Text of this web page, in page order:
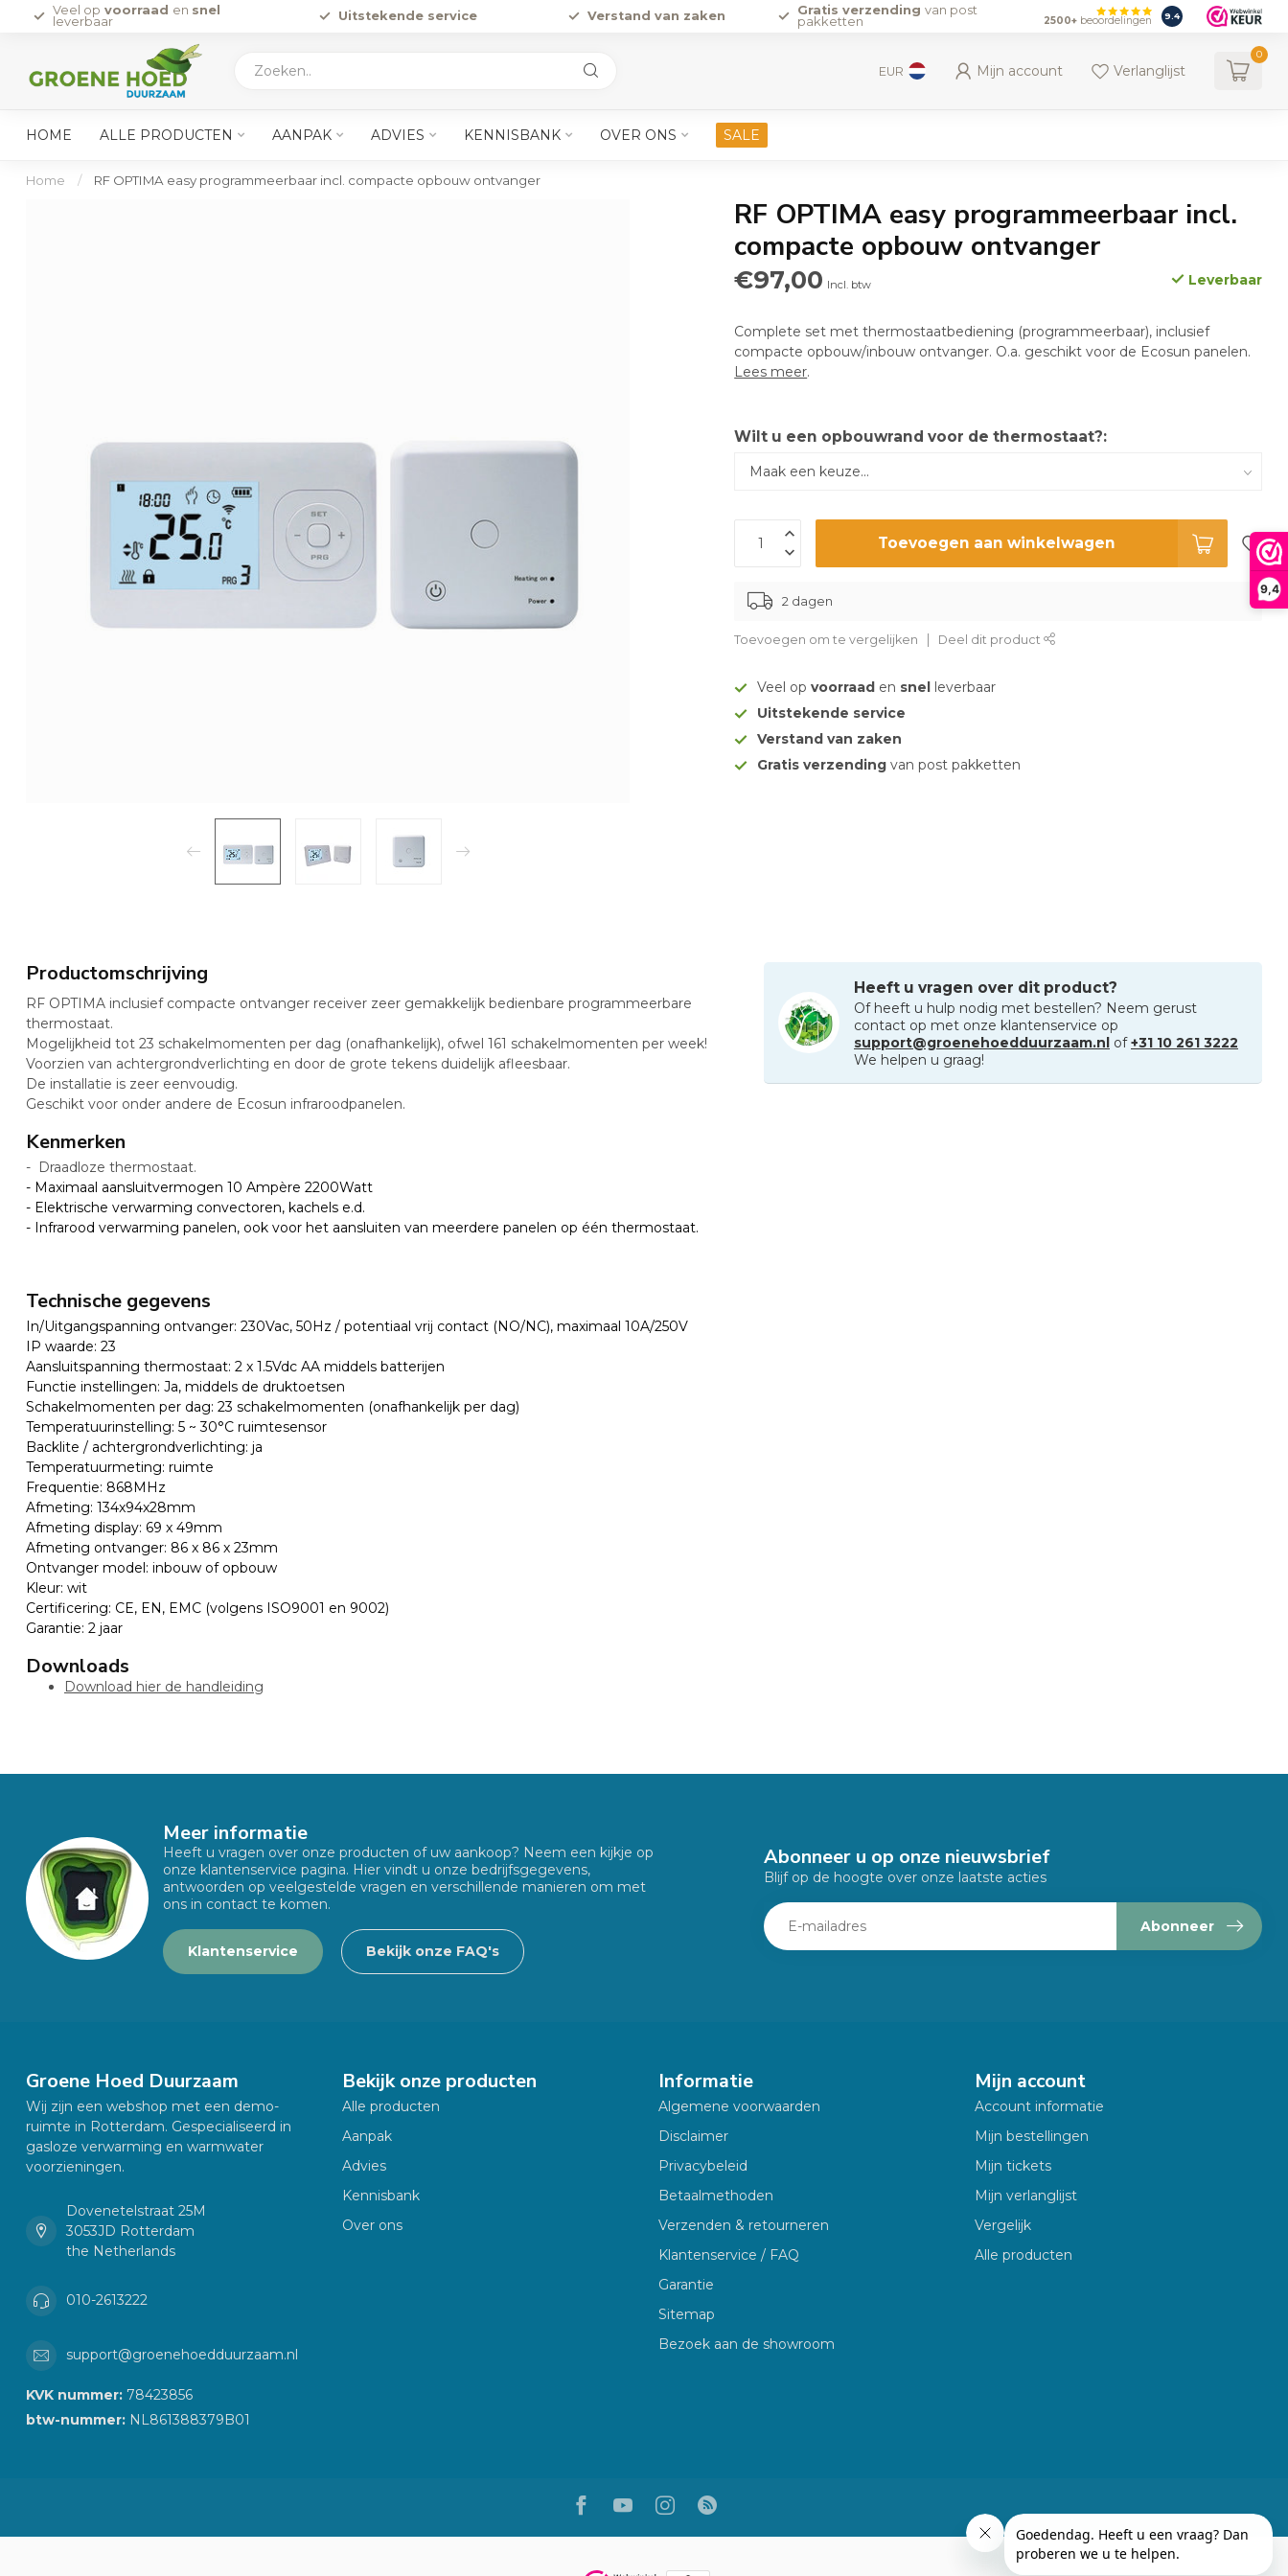
9,4
Veel op voorraad en snel
leverbaar
Uitstekende service Verstand van zaken Gratis verzending van post
pakketten
2500+ beoordelingen 9.4
EUR Mijn account Verlanglijst
0
HOME ALLE PRODUCTEN AANPAK ADVIES KENNISBANK OVER ONS SALE
Home / RF OPTIMA easy programmeerbaar incl. compacte opbouw ontvanger
RF OPTIMA easy programmeerbaar incl.
compacte opbouw ontvanger
€97,00 Incl. btw Leverbaar
Complete set met thermostaatbediening (programmeerbaar), inclusief
compacte opbouw/inbouw ontvanger. O.a. geschikt voor de Ecosun panelen.
Lees meer.
Wilt u een opbouwrand voor de thermostaat?:
Toevoegen aan winkelwagen
2 dagen
Toevoegen om te vergelijken Deel dit product
Veel op voorraad en snel leverbaar
Uitstekende service
Verstand van zaken
Gratis verzendingvan post pakketten
Productomschrijving
RF OPTIMA inclusief compacte ontvanger receiver zeer gemakkelijk bedienbare programmeerbare
thermostaat.
Mogelijkheid tot 23 schakelmomenten per dag (onafhankelijk), ofwel 161 schakelmomenten per week!
Voorzien van achtergrondverlichting en door de grote tekens duidelijk afleesbaar.
De installatie is zeer eenvoudig.
Geschikt voor onder andere de Ecosun infraroodpanelen.
Kenmerken
- Draadloze thermostaat.
- Maximaal aansluitvermogen 10 Ampère 2200Watt
- Elektrische verwarming convectoren, kachels e.d.
- Infrarood verwarming panelen, ook voor het aansluiten van meerdere panelen op één thermostaat.
Technische gegevens
In/Uitgangspanning ontvanger: 230Vac, 50Hz / potentiaal vrij contact (NO/NC), maximaal 10A/250V
IP waarde: 23
Aansluitspanning thermostaat: 2 x 1.5Vdc AA middels batterijen
Functie instellingen: Ja, middels de druktoetsen
Schakelmomenten per dag: 23 schakelmomenten (onafhankelijk per dag)
Temperatuurinstelling: 5 ~ 30°C ruimtesensor
Backlite / achtergrondverlichting: ja
Temperatuurmeting: ruimte
Frequentie: 868MHz
Afmeting: 134x94x28mm
Afmeting display: 69 x 49mm
Afmeting ontvanger: 86 x 86 x 23mm
Ontvanger model: inbouw of opbouw
Kleur: wit
Certificering: CE, EN, EMC (volgens ISO9001 en 9002)
Garantie: 2 jaar
Downloads
Download hier de handleiding
Heeft u vragen over dit product?
Of heeft u hulp nodig met bestellen? Neem gerust
contact op met onze klantenservice op
support@groenehoedduurzaam.nl of+31 10 261 3222
We helpen u graag!
Meer informatie
Heeft u vragen over onze producten of uw aankoop? Neem een kijkje op
onze klantenservice pagina. Hier vindt u onze bedrijfsgegevens,
antwoorden op veelgestelde vragen en verschillende manieren om met
ons in contact te komen.
Klantenservice Bekijk onze FAQ's
Abonneer u op onze nieuwsbrief
Blijf op de hoogte over onze laatste acties
Abonneer
Groene Hoed Duurzaam
Wij zijn een webshop met een demo-
ruimte in Rotterdam. Gespecialiseerd in
gasloze verwarming en warmwater
voorzieningen.
Dovenetelstraat 25M
3053JD Rotterdam
the Netherlands
010-2613222
support@groenehoedduurzaam.nl
KVK nummer: 78423856
btw-nummer: NL861388379B01
Bekijk onze producten
Alle producten
Aanpak
Advies
Kennisbank
Over ons
Informatie
Algemene voorwaarden
Disclaimer
Privacybeleid
Betaalmethoden
Verzenden & retourneren
Klantenservice / FAQ
Garantie
Sitemap
Bezoek aan de showroom
Mijn account
Account informatie
Mijn bestellingen
Mijn tickets
Mijn verlanglijst
Vergelijk
Alle producten